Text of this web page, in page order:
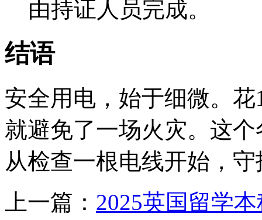
由持证人员完成。
结语
安全用电，始于细微。
就避免了一场火灾。这
从检查一根电线开始，
上一篇： 2025英国留学